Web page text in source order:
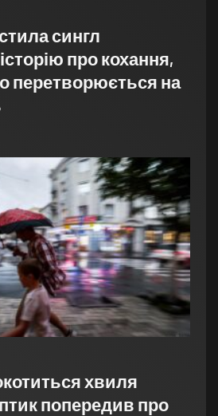
сингл
про кохання,
перетворюється на
хвиля
попередив про